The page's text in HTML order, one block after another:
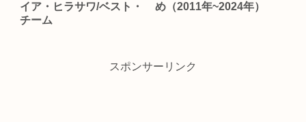
イア・ヒラサワ/ベスト・
チーム
め（2011年~2024年）
スポンサーリンク